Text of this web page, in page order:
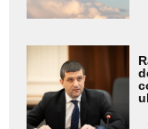
Adaugă
aici textul
pentru
subtitlu